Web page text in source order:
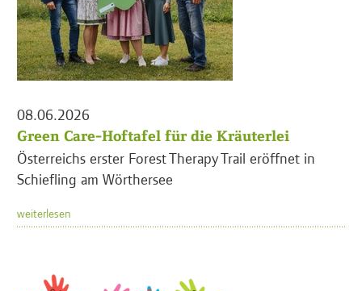
08.06.2026
Green Care-Hoftafel für die Kräuterlei
Österreichs erster Forest Therapy Trail eröffnet in
Schiefling am Wörthersee
weiterlesen